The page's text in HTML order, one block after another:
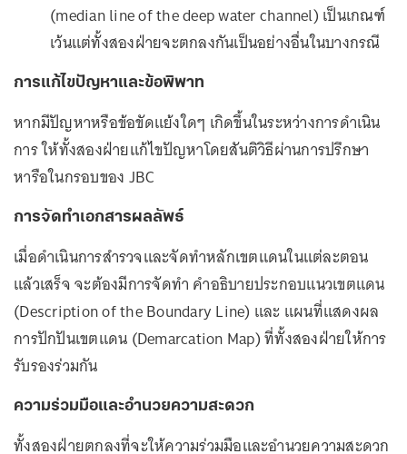
(median line of the deep water channel) เป็นเกณฑ์
เว้นแต่ทั้งสองฝ่ายจะตกลงกันเป็นอย่างอื่นในบางกรณี
การแก้ไขปัญหาและข้อพิพาท
หากมีปัญหาหรือข้อขัดแย้งใดๆ เกิดขึ้นในระหว่างการดำเนิน
การ ให้ทั้งสองฝ่ายแก้ไขปัญหาโดยสันติวิธีผ่านการปรึกษา
หารือในกรอบของ JBC
การจัดทำเอกสารผลลัพธ์
เมื่อดำเนินการสำรวจและจัดทำหลักเขตแดนในแต่ละตอน
แล้วเสร็จ จะต้องมีการจัดทำ คำอธิบายประกอบแนวเขตแดน
(Description of the Boundary Line) และ แผนที่แสดงผล
การปักปันเขตแดน (Demarcation Map) ที่ทั้งสองฝ่ายให้การ
รับรองร่วมกัน
ความร่วมมือและอำนวยความสะดวก
ทั้งสองฝ่ายตกลงที่จะให้ความร่วมมือและอำนวยความสะดวก